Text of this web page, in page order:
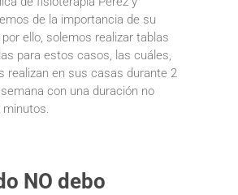
de la importancia de su
ello, solemos realizar tablas
para estos casos, las cuáles,
realizan en sus casas durante 2
con una duración no
minutos.
NO debo